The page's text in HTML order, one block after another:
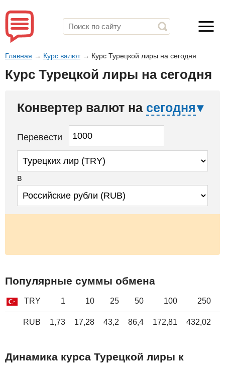
Главная → Курс валют→ Курс Турецкой лиры на сегодня
Курс Турецкой лиры на сегодня
Конвертер валют на сегодня
Перевести
в
Популярные суммы обмена
TRY 1 10 25 50 100 250
RUB 1,73 17,28 43,2 86,4 172,81 432,02
Динамика курса Турецкой лиры к